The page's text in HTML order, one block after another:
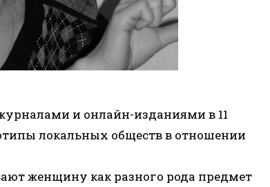
и онлайн-изданиями в 11
локальных обществ в отношении
женщину как разного рода предмет